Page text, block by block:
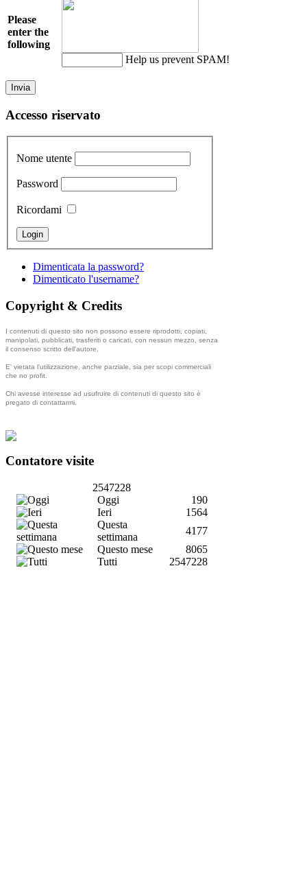
Please
enter the
following
Help us prevent SPAM!
Accesso riservato
Nome utente
Password
Ricordami
Dimenticata la password?
Dimenticato l'username?
Copyright & Credits
I contenuti di questo sito non possono essere riprodotti, copiati,
manipolati, pubblicati, trasferiti o caricati, con nessun mezzo, senza
il consenso scritto dell'autore.
E' vietata l'utilizzazione, anche parziale, sia per scopi commerciali
che no profit.
Chi avesse interesse ad usufruire di contenuti di questo sito è
pregato di contattarmi.
Contatore visite
2547228
Oggi
190
Ieri
1564
Questa
settimana
4177
Questo mese
8065
Tutti
2547228